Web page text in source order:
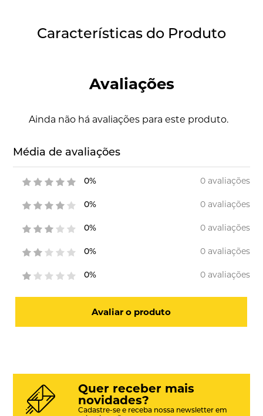
Características do Produto
Avaliações
Ainda não há avaliações para este produto.
Média de avaliações
0% 0 avaliações
0% 0 avaliações
0% 0 avaliações
0% 0 avaliações
0% 0 avaliações
Avaliar o produto
Quer receber mais
novidades?
Cadastre-se e receba nossa newsletter em